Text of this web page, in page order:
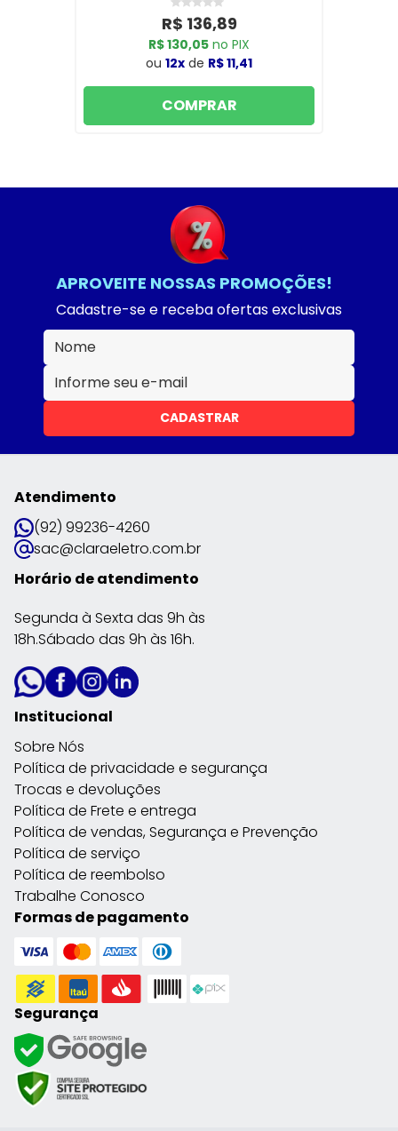
R$ 136,89
R$ 130,05 no PIX
ou 12x de R$ 11,41
COMPRAR
APROVEITE NOSSAS PROMOÇÕES!
Cadastre-se e receba ofertas exclusivas
CADASTRAR
Atendimento
(92) 99236-4260
sac@claraeletro.com.br
Horário de atendimento
Segunda à Sexta das 9h às
18h.Sábado das 9h às 16h.
Institucional
Sobre Nós
Política de privacidade e segurança
Trocas e devoluções
Política de Frete e entrega
Política de vendas, Segurança e Prevenção
Política de serviço
Política de reembolso
Trabalhe Conosco
Formas de pagamento
Segurança